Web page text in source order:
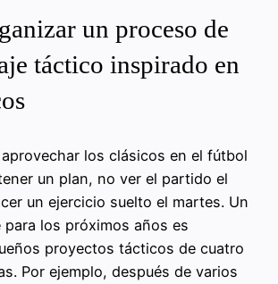
un proceso de
táctico inspirado en
los clásicos en el fútbol
un plan, no ver el partido el
un ejercicio suelto el martes. Un
para los próximos años es
proyectos tácticos de cuatro
Por ejemplo, después de varios